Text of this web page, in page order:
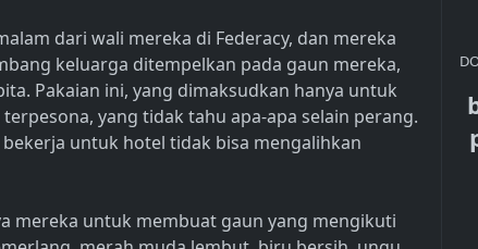
dari wali mereka di Federacy, dan mereka
keluarga ditempelkan pada gaun mereka,
Pakaian ini, yang dimaksudkan hanya untuk
yang tidak tahu apa-apa selain perang.
untuk hotel tidak bisa mengalihkan
mereka untuk membuat gaun yang mengikuti